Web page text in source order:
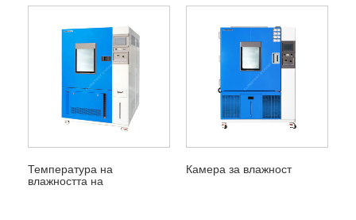
Температура на
влажността на
Камера за влажност